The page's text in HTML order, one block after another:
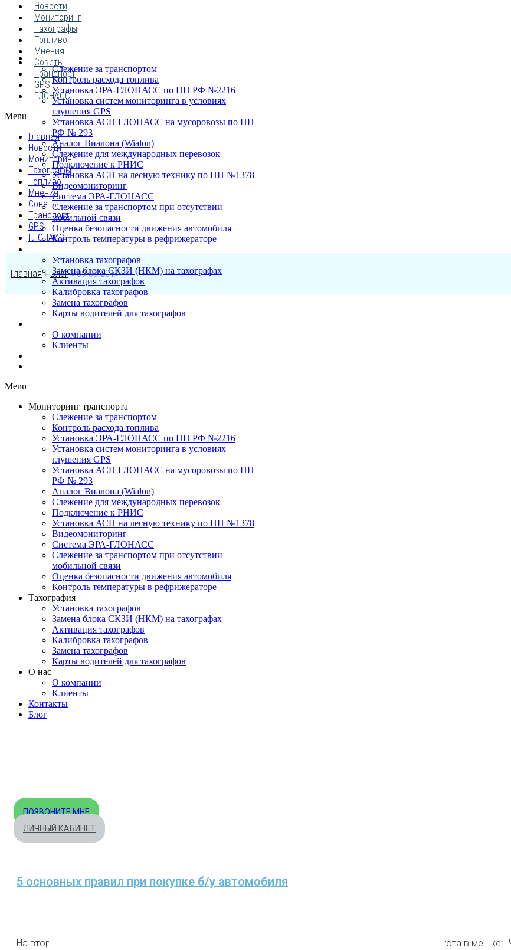
Мониторинг транспорта
Слежение за транспортом
Контроль расхода топлива
Установка ЭРА-ГЛОНАСС по ПП РФ №2216
Установка систем мониторинга в условиях
глушения GPS
Установка АСН ГЛОНАСС на мусоровозы по ПП
РФ № 293
Аналог Виалона (Wialon)
Слежение для международных перевозок
Подключение к РНИС
Установка АСН на лесную технику по ПП №1378
Видеомониторинг
Система ЭРА-ГЛОНАСС
Слежение за транспортом при отсутствии
мобильной связи
Оценка безопасности движения автомобиля
Контроль температуры в рефрижераторе
Установка тахографов
Замена блока СКЗИ (НКМ) на тахографах
Активация тахографов
Калибровка тахографов
Замена тахографов
Карты водителей для тахографов
О компании
Клиенты
Menu
Мониторинг транспорта
Слежение за транспортом
Контроль расхода топлива
Установка ЭРА-ГЛОНАСС по ПП РФ №2216
Установка систем мониторинга в условиях
глушения GPS
Установка АСН ГЛОНАСС на мусоровозы по ПП
РФ № 293
Аналог Виалона (Wialon)
Слежение для международных перевозок
Подключение к РНИС
Установка АСН на лесную технику по ПП №1378
Видеомониторинг
Система ЭРА-ГЛОНАСС
Слежение за транспортом при отсутствии
мобильной связи
Оценка безопасности движения автомобиля
Контроль температуры в рефрижераторе
Тахография
Установка тахографов
Замена блока СКЗИ (НКМ) на тахографах
Активация тахографов
Калибровка тахографов
Замена тахографов
Карты водителей для тахографов
О нас
О компании
Клиенты
Контакты
Блог
ПОЗВОНИТЕ МНЕ
ЛИЧНЫЙ КАБИНЕТ
Новости
Мониторинг
Тахографы
Топливо
Мнения
Советы
Транспорт
GPS
ГЛОНАСС
Menu
Главная
Новости
Мониторинг
Тахографы
Топливо
Мнения
Советы
Транспорт
GPS
ГЛОНАСС
Главная» Блог»09.06.2017
5 основных правил при покупке б/у автомобиля
На вторичном рынке легко можно наткнуться на мошенников, которые будут пытаться продать “кота в мешке”.